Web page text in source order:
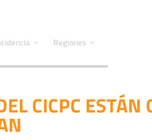
Regiones
CICPC ESTÁN